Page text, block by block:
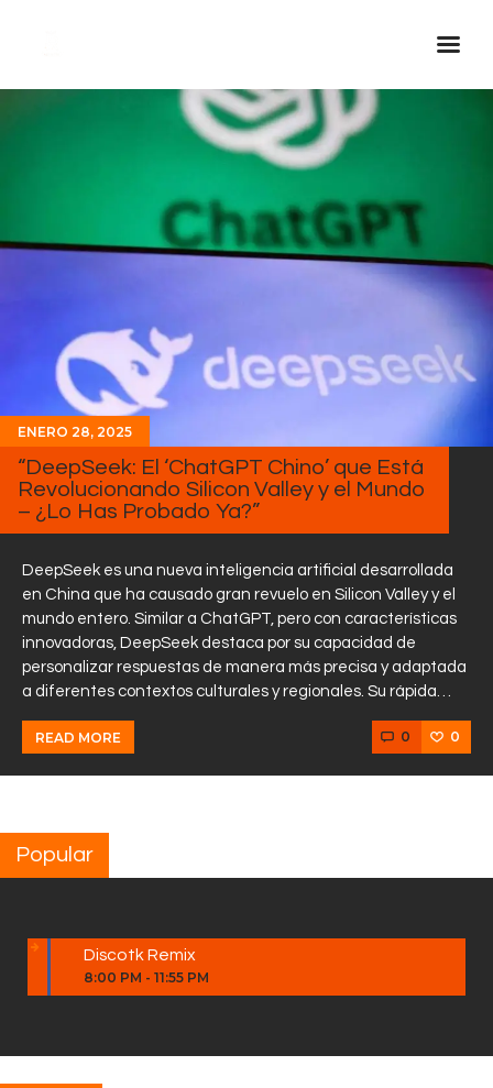
Inicio Real FM
En Vivo
Descarga La APP
Noticias
Equipo
Sobre Nosotros
Contactos
ENERO 28, 2025
“DeepSeek: El ‘ChatGPT Chino’ que Está
Revolucionando Silicon Valley y el Mundo
– ¿Lo Has Probado Ya?”
DeepSeek es una nueva inteligencia artificial desarrollada
en China que ha causado gran revuelo en Silicon Valley y el
mundo entero. Similar a ChatGPT, pero con características
innovadoras, DeepSeek destaca por su capacidad de
personalizar respuestas de manera más precisa y adaptada
a diferentes contextos culturales y regionales. Su rápida…
READ MORE 0 0
Popular
Discotk Remix
8:00 PM - 11:55 PM